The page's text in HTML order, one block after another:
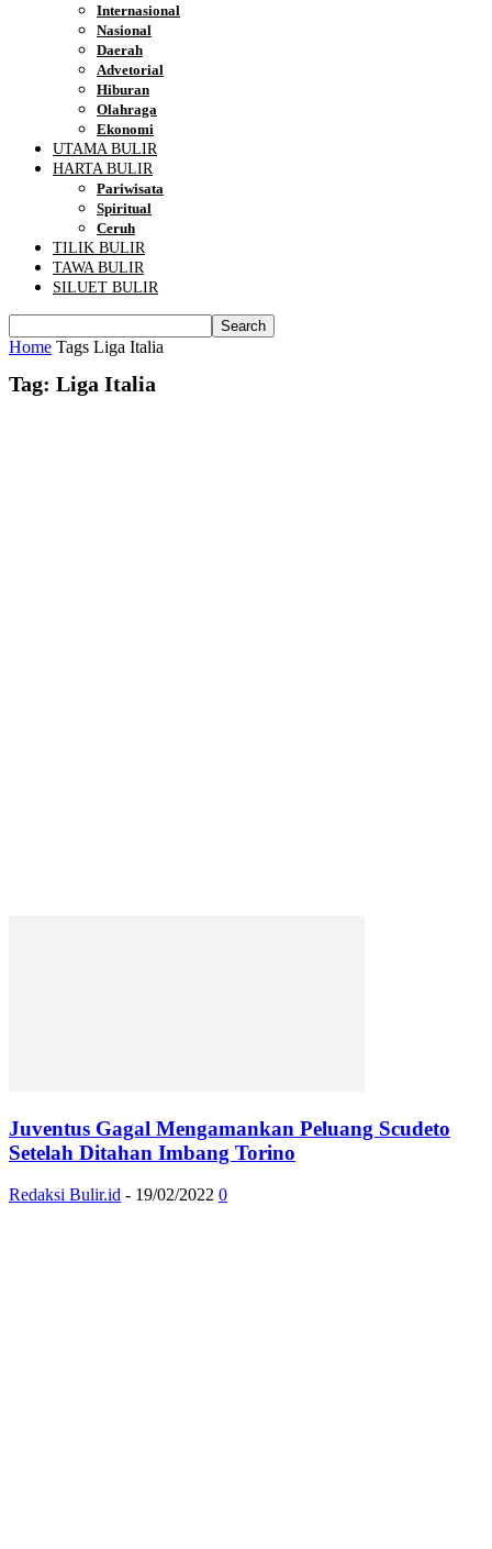
Internasional
Nasional
Daerah
Advetorial
Hiburan
Olahraga
Ekonomi
UTAMA BULIR
HARTA BULIR
Pariwisata
Spiritual
Ceruh
TILIK BULIR
TAWA BULIR
SILUET BULIR
Home Tags Liga Italia
Tag: Liga Italia
Juventus Gagal Mengamankan Peluang Scudeto
Setelah Ditahan Imbang Torino
Redaksi Bulir.id - 19/02/2022 0